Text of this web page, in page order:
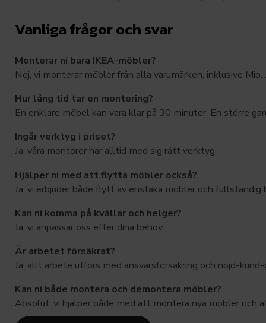
Vanliga frågor och svar
Monterar ni bara IKEA-möbler?
Nej, vi monterar möbler från alla varumärken, inklusive
Hur lång tid tar en montering?
En enklare möbel kan vara klar på 30 minuter. En större
Ingår verktyg i priset?
Ja, våra montörer har alltid med sig rätt verktyg.
Hjälper ni med att flytta möbler också?
Ja, vi erbjuder både flytt av enstaka möbler och
Kan ni komma på kvällar och helger?
Ja, vi anpassar oss efter dina behov.
Är arbetet försäkrat?
Ja, allt arbete utförs med ansvarsförsäkring och nöjd-
Kan ni både montera och demontera möbler?
Absolut, vi hjälper både med att montera nya möbler